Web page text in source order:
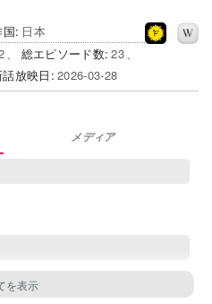
みんなの作品レビュー
Watchlist
Get Freaxフォーラム
日本
総エピソード数 23
放映日 2026-03-28
メディア